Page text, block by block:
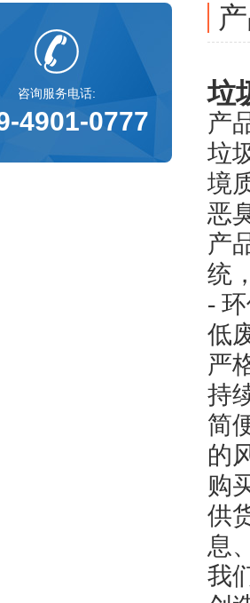
咨询服务电话:
4901-0777
垃
产
垃
境
恶
产
统
-
低
严
持
简
的
购
供
息
我